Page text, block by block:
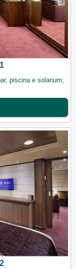
piscina e solarium;